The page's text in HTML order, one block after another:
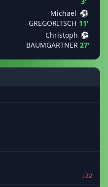
Michael
GREGORITSCH
⚽
11'
Christoph
BAUMGARTNER
⚽
27'
↓22'